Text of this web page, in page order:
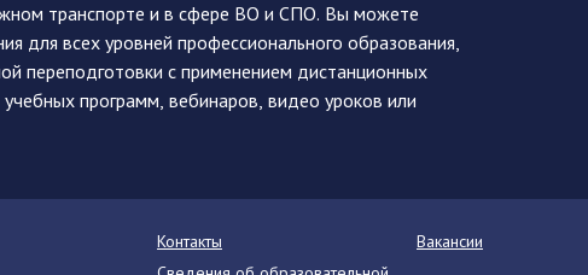
транспорте и в сфере ВО и СПО. Вы можете
для всех уровней профессионального образования,
переподготовки с применением дистанционных
программ, вебинаров, видео уроков или
Контакты
Вакансии